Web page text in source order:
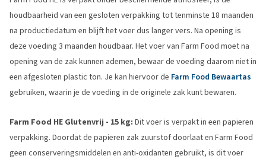
houdbaarheid van een gesloten verpakking tot tenminste 18 maanden
na productiedatum en blijft het voer dus langer vers. Na opening is
deze voeding 3 maanden houdbaar. Het voer van Farm Food moet na
opening van de zak kunnen ademen, bewaar de voeding daarom niet in
een afgesloten plastic ton. Je kan hiervoor de Farm Food Bewaartas
gebruiken, waarin je de voeding in de originele zak kunt bewaren.
Farm Food HE Glutenvrij - 15 kg: Dit voer is verpakt in een papieren
verpakking. Doordat de papieren zak zuurstof doorlaat en Farm Food
geen conserveringsmiddelen en anti-oxidanten gebruikt, is dit voer